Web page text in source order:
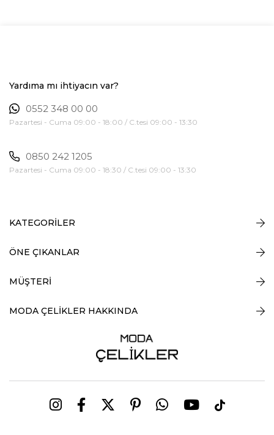
Yardıma mı ihtiyacın var?
0552 348 00 00
Pazartesi - Cuma 09:00 - 18:00 / C.tesi 09:00 - 13:30
0850 242 1205
Pazartesi - Cuma 09:00 - 18:30 / C.tesi 09:00 - 13:30
KATEGORİLER
ÖNE ÇIKANLAR
MÜŞTERİ
MODA ÇELİKLER HAKKINDA